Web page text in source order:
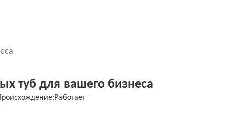
туб для вашего бизнеса
Работает